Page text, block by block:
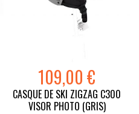
109,00 €
CASQUE DE SKI ZIGZAG C300
VISOR PHOTO (GRIS)